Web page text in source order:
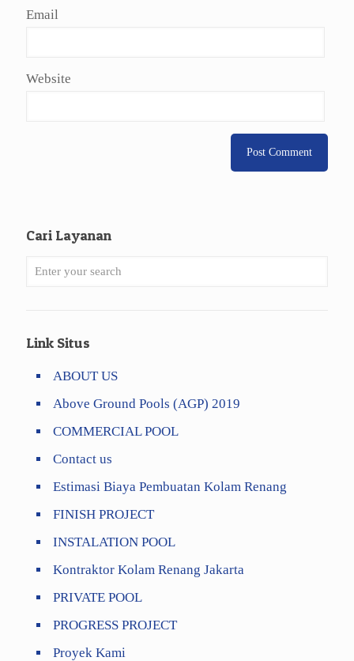
Email
Website
Cari Layanan
Link Situs
ABOUT US
Above Ground Pools (AGP) 2019
COMMERCIAL POOL
Contact us
Estimasi Biaya Pembuatan Kolam Renang
FINISH PROJECT
INSTALATION POOL
Kontraktor Kolam Renang Jakarta
PRIVATE POOL
PROGRESS PROJECT
Proyek Kami